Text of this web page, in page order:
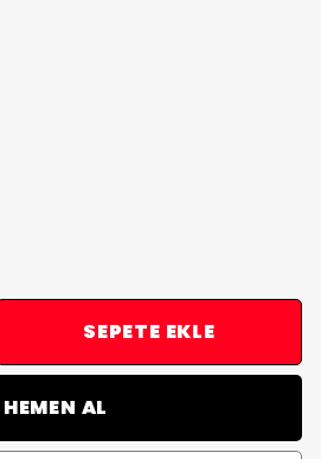
SEPETE EKLE
HEMEN AL